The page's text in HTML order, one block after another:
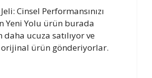
Cinsel Performansınızı
Yeni Yolu ürün burada
daha ucuza satılıyor ve
orijinal ürün gönderiyorlar.